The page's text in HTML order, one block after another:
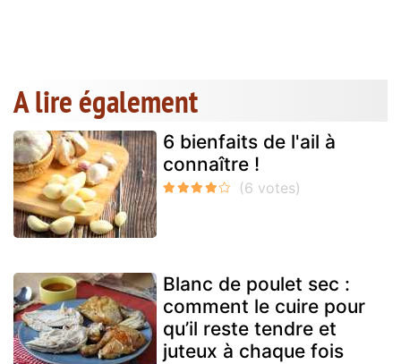
A lire également
6 bienfaits de l'ail à
connaître !
Blanc de poulet sec :
comment le cuire pour
qu’il reste tendre et
juteux à chaque fois